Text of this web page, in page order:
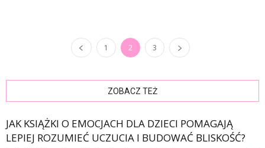
1 2 3
ZOBACZ TEŻ
JAK KSIĄŻKI O EMOCJACH DLA DZIECI POMAGAJĄ
LEPIEJ ROZUMIEĆ UCZUCIA I BUDOWAĆ BLISKOŚĆ?